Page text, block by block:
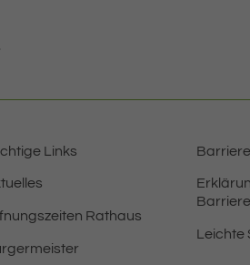
Links
Rathaus
Leichte